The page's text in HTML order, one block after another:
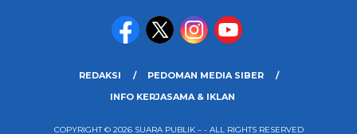
REDAKSI
PEDOMAN MEDIA SIBER
INFO KERJASAMA & IKLAN
COPYRIGHT © 2026 SUARA PUBLIK – - ALL RIGHTS RESERVED